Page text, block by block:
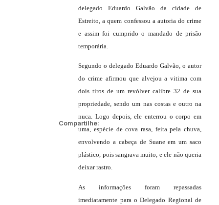
Compartilhe:
delegado Eduardo Galvão da cidade de
Estreito, a quem confessou a autoria do crime
e assim foi cumprido o mandado de prisão
temporária.
Segundo o delegado Eduardo Galvão, o autor
do crime afirmou que alvejou a vitima com
dois tiros de um revólver calibre 32 de sua
propriedade, sendo um nas costas e outro na
nuca. Logo depois, ele enterrou o corpo em
uma, espécie de cova rasa, feita pela chuva,
envolvendo a cabeça de Suane em um saco
plástico, pois sangrava muito, e ele não queria
deixar rastro.
As informações foram repassadas
imediatamente para o Delegado Regional de